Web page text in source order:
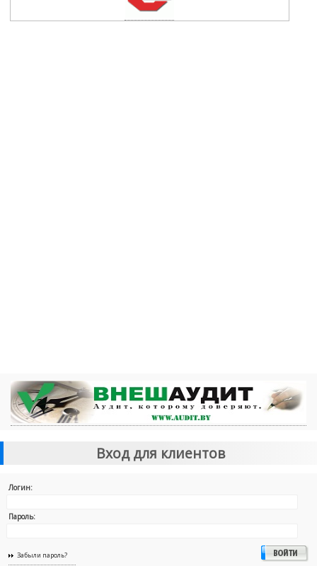
Вход для клиентов
Логин:
Пароль:
Забыли пароль?